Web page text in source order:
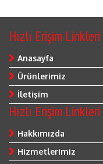
Hızlı Erişim Linkleri
Anasayfa
Ürünlerimiz
İletişim
Hızlı Erişim Linkleri
Hakkımızda
Hizmetlerimiz